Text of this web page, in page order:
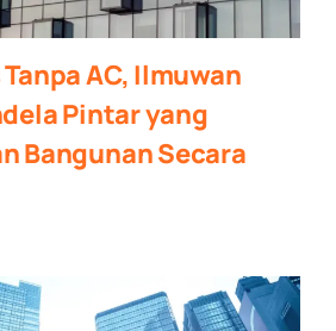
AC, Ilmuwan
Pintar yang
Bangunan Secara